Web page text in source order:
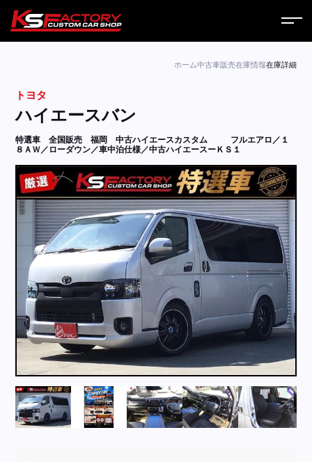
サービス
コラム
ニュース
営業日
お問い合わせ
採用情報
店舗問い合わせ
ホーム中古車販売在庫情報在庫詳細
トヨタ
ハイエースバン
特選車 全国販売 福岡 中古ハイエースカスタム
フルエアロ／１
８ＡＷ／ローダウン／車中泊仕様／中古ハイエースーＫＳ１